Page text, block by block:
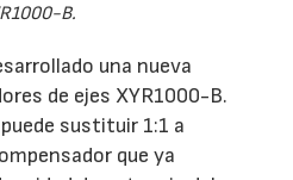
B.
una nueva
de ejes XYR1000-B.
sustituir 1:1 a
que ya